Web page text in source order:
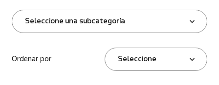
Seleccione una subcategoría
Ordenar por Seleccione